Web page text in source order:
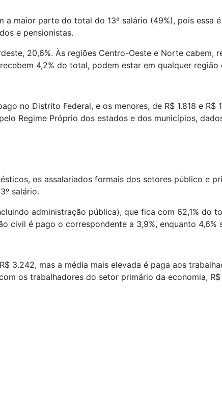
a maior parte do total do 13º salário (49%), pois
e pensionistas.
20,6%. Às regiões Centro-Oeste e Norte
4,2% do total, podem estar em qualquer região
no Distrito Federal, e os menores, de R$ 1.818 e
Regime Próprio dos estados e dos municípios,
os assalariados formais dos setores público e
salário.
administração pública), que fica com 62,1% do
civil é pago o correspondente a 3,9%, enquanto
3.242, mas a média mais elevada é paga aos
os trabalhadores do setor primário da economia,